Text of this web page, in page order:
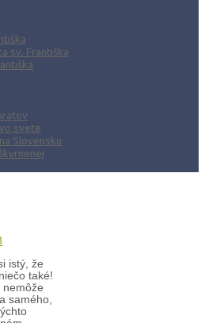
sv. Františka
svete
Slovensku
istý, že
také!
nemôže
samého,